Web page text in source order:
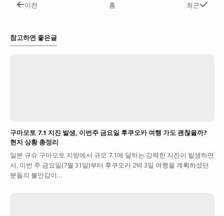
이전 홈 최근
참고하면 좋은글
구마모토 7.1 지진 발생, 이번주 금요일 후쿠오카 여행 가도 괜찮을까?
현지 상황 총정리
일본 규슈 구마모토 지방에서 규모 7.1에 달하는 강력한 지진이 발생하면
서, 이번 주 금요일(7월 31일)부터 후쿠오카 2박 3일 여행을 계획하셨던
분들의 불안감이…